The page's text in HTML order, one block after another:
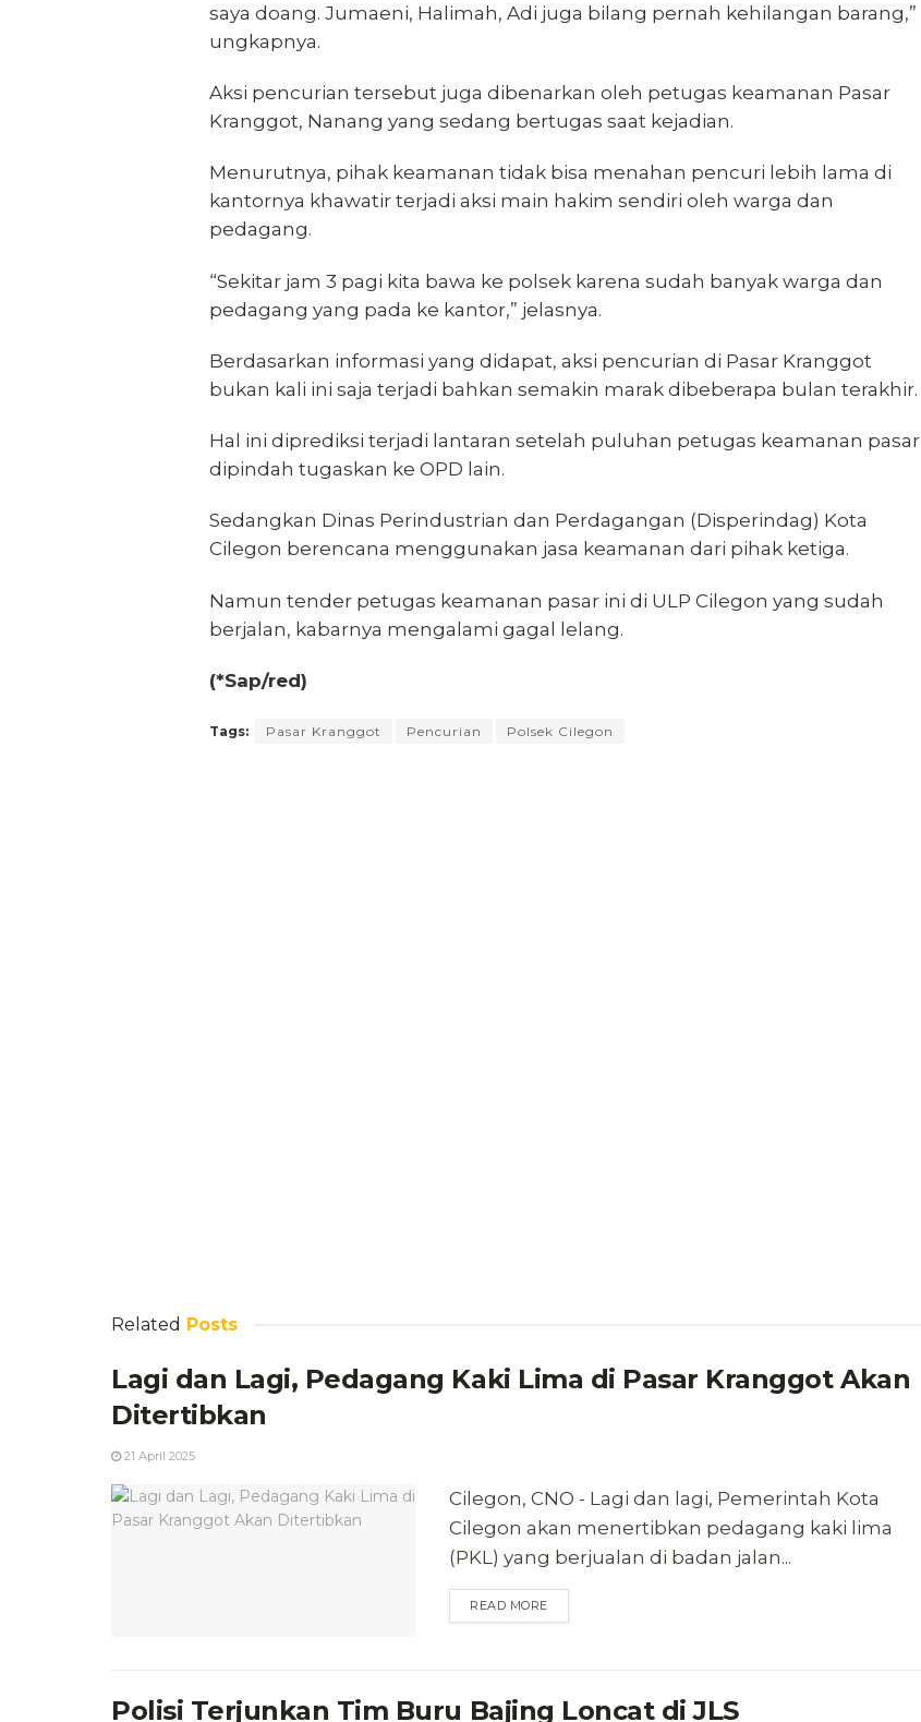
saya doang. Jumaeni, Halimah, Adi juga bilang pernah kehilangan barang,”
ungkapnya.
Aksi pencurian tersebut juga dibenarkan oleh petugas keamanan Pasar
Kranggot, Nanang yang sedang bertugas saat kejadian.
Menurutnya, pihak keamanan tidak bisa menahan pencuri lebih lama di
kantornya khawatir terjadi aksi main hakim sendiri oleh warga dan
pedagang.
“Sekitar jam 3 pagi kita bawa ke polsek karena sudah banyak warga dan
pedagang yang pada ke kantor,” jelasnya.
Berdasarkan informasi yang didapat, aksi pencurian di Pasar Kranggot
bukan kali ini saja terjadi bahkan semakin marak dibeberapa bulan terakhir.
Hal ini diprediksi terjadi lantaran setelah puluhan petugas keamanan pasar
dipindah tugaskan ke OPD lain.
Sedangkan Dinas Perindustrian dan Perdagangan (Disperindag) Kota
Cilegon berencana menggunakan jasa keamanan dari pihak ketiga.
Namun tender petugas keamanan pasar ini di ULP Cilegon yang sudah
berjalan, kabarnya mengalami gagal lelang.
(*Sap/red)
Tags: Pasar Kranggot Pencurian Polsek Cilegon
Related Posts
Lagi dan Lagi, Pedagang Kaki Lima di Pasar Kranggot Akan
Ditertibkan
21 April 2025
Cilegon, CNO - Lagi dan lagi, Pemerintah Kota
Cilegon akan menertibkan pedagang kaki lima
(PKL) yang berjualan di badan jalan...
READ MORE
Polisi Terjunkan Tim Buru Bajing Loncat di JLS